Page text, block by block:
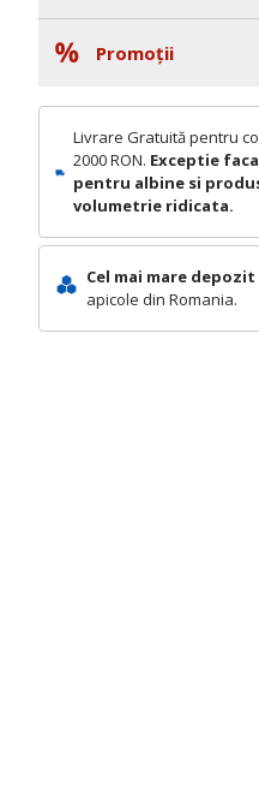
Promoții
Livrare Gratuită pentru
2000 RON. Exceptie
pentru albine si
volumetrie ridicata.
Cel mai mare depozit
apicole din Romania.